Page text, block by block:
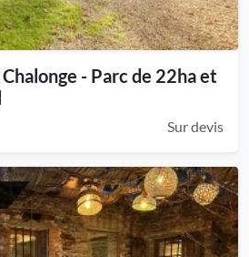
- Parc de 22ha et
Sur devis